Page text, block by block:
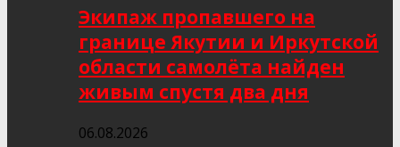
Экипаж пропавшего на
границе Якутии и Иркутской
области самолёта найден
живым спустя два дня
06.08.2026